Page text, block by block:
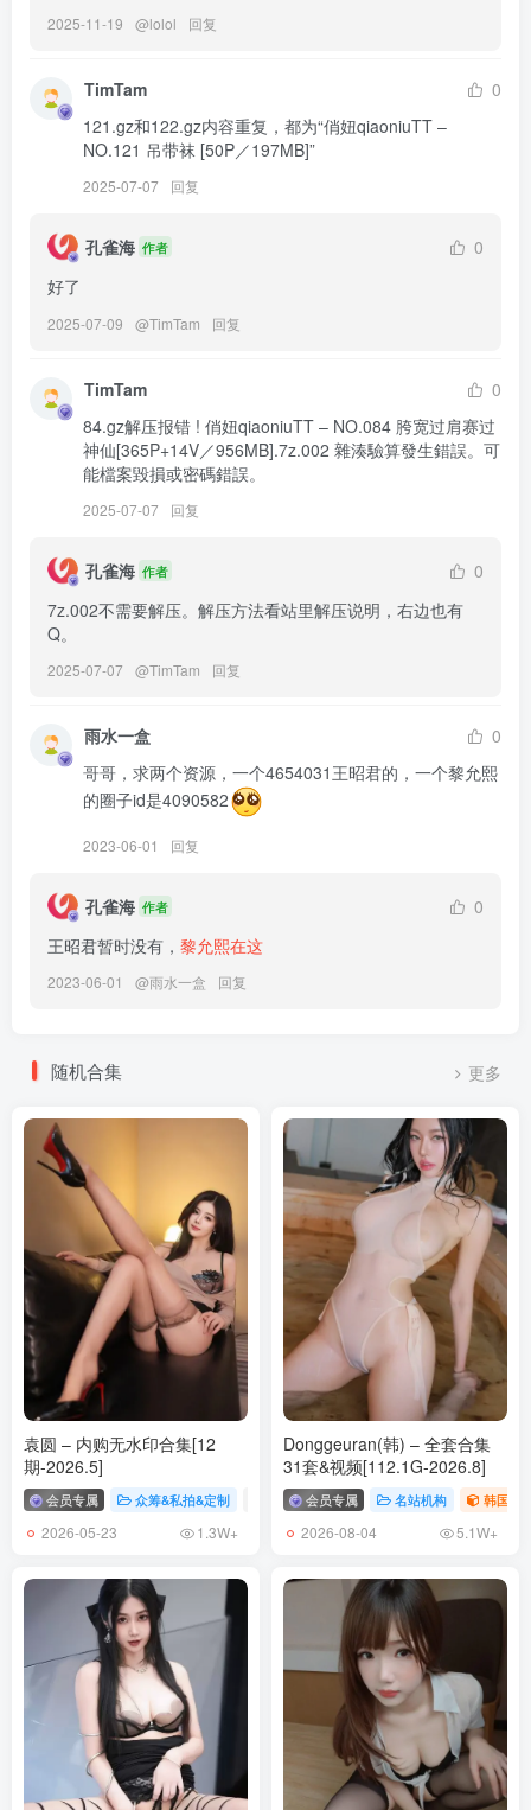
俏妞qiaoniuTT – NO.132 黑丝红边大长腿[13P-1.7M]
[10.7]
俏妞qiaoniuTT – NO.131 嫩白蜜桃[24P-1.8M]
[2025.3.24]
[8.24]
俏妞qiaoniuTT – NO.129 瑜伽裤 [34P-161MB]
俏妞qiaoniuTT – NO.128 国风黑丝开叉旗袍 [30P-129MB]
俏妞qiaoniuTT – NO.127 丝袜美腿 [32P1V-236MB]
[8.8]
俏妞qiaoniuTT – NO.126 大自然 [12P-65MB]
俏妞qiaoniuTT – NO.125 粉色瑜伽裤 [24P／104MB]
[7.4]
俏妞qiaoniuTT – NO.124 束带丝袜蜜桃臀[44P-235M]
俏妞qiaoniuTT – NO.121 车内艳景 [13P／53MB]
[6.2]
俏妞qiaoniuTT – NO.120 极品身材 [35P-101MB]
俏妞qiaoniuTT – NO.119 老公，快来开车 [48P3V-549MB]
[5.30]
俏妞qiaoniuTT – NO.118 车内艳景 [13P-53MB]
[5.28]
俏妞qiaoniuTT – NO.117 灰色紧身 [27P-106MB]
[5.12]
俏妞qiaoniuTT – NO.116 超短瑜伽[15P／19MB]
[5.2]
俏妞qiaoniuTT – NO.115 银色风景 [40P／283MB]
[4.27]
俏妞qiaoniuTT – NO.114 丁字内内 [20P／54MB]
俏妞qiaoniuTT – NO.113 无法直视 [15P／48MB]
2025-11-19 @lolol 回复
TimTam
0
121.gz和122.gz内容重复，都为“俏妞qiaoniuTT –
NO.121 吊带袜 [50P／197MB]”
2025-07-07 回复
孔雀海 作者
0
好了
2025-07-09 @TimTam 回复
TimTam
0
84.gz解压报错 ! 俏妞qiaoniuTT – NO.084 胯宽过肩赛过
神仙[365P+14V／956MB].7z.002 雜湊驗算發生錯誤。可
能檔案毀損或密碼錯誤。
2025-07-07 回复
孔雀海 作者
0
7z.002不需要解压。解压方法看站里解压说明，右边也有
Q。
2025-07-07 @TimTam 回复
雨水一盒
0
哥哥，求两个资源，一个4654031王昭君的，一个黎允熙
的圈子id是4090582
2023-06-01 回复
孔雀海 作者
0
王昭君暂时没有， 黎允熙在这
2023-06-01 @雨水一盒 回复
随机合集 更多
袁圆 – 内购无水印合集[12
期-2026.5]
会员专属 众筹&私拍&定制
2026-05-23 1.3W+
Donggeuran(韩) – 全套合集
31套&视频[112.1G-2026.8]
会员专属 名站机构 韩国（
2026-08-04 5.1W+